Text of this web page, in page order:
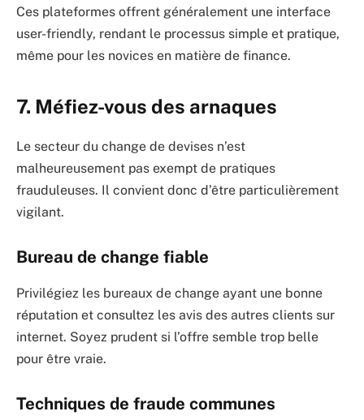
Ces plateformes offrent généralement une interface
user-friendly, rendant le processus simple et pratique,
même pour les novices en matière de finance.
7. Méfiez-vous des arnaques
Le secteur du change de devises n’est
malheureusement pas exempt de pratiques
frauduleuses. Il convient donc d’être particulièrement
vigilant.
Bureau de change fiable
Privilégiez les bureaux de change ayant une bonne
réputation et consultez les avis des autres clients sur
internet. Soyez prudent si l’offre semble trop belle
pour être vraie.
Techniques de fraude communes